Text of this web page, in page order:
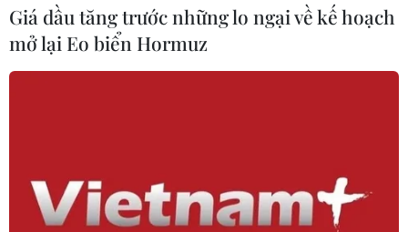
Venezuela khởi động đàm phán về
tiến trình chuyển giao chính trị
người tử vong
07/08/2026 01:48
Giá dầu tăng trước những lo ngại về kế hoạch
mở lại Eo biển Hormuz